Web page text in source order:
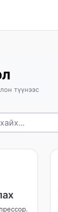
түүнээс